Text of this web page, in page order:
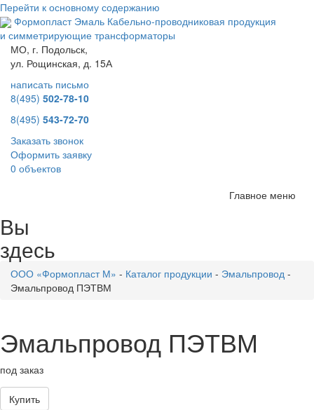
Перейти к основному содержанию
Формопласт Эмаль Кабельно-проводниковая продукция
и симметрирующие трансформаторы
МО, г. Подольск,
ул. Рощинская, д. 15А
написать письмо
8(495) 502-78-10
8(495) 543-72-70
Заказать звонок
Оформить заявку
0 объектов
Главное меню
Вы
здесь
ООО «Формопласт М» - Каталог продукции - Эмальпровод -
Эмальпровод ПЭТВМ
Эмальпровод ПЭТВМ
под заказ
Купить